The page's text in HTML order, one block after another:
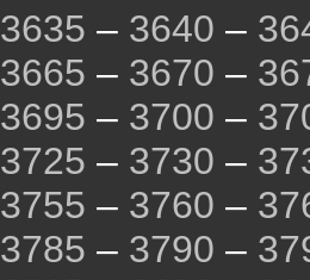
3635 – 3640 –
3665 – 3670 –
3695 – 3700 –
3725 – 3730 –
3755 – 3760 –
3785 – 3790 –